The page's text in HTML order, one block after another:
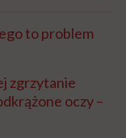
to problem
zgrzytanie
oczy –